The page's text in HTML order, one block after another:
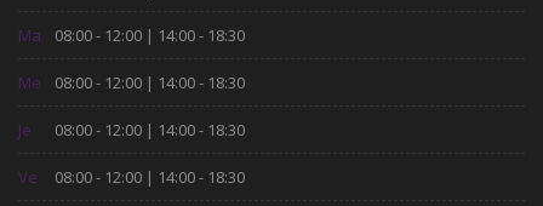
Ma 08:00 - 12:00 | 14:00 - 18:30
Me 08:00 - 12:00 | 14:00 - 18:30
Je 08:00 - 12:00 | 14:00 - 18:30
Ve 08:00 - 12:00 | 14:00 - 18:30